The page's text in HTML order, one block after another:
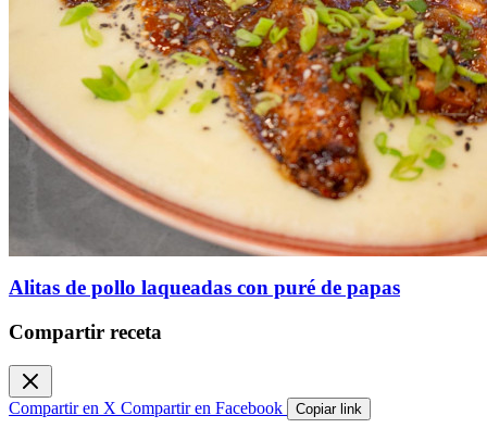
Alitas de pollo laqueadas con puré de papas
Compartir receta
Compartir en X Compartir en Facebook Copiar link